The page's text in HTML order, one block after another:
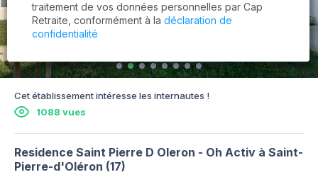
Cet établissement intéresse les internautes !
1088 vues
Residence Saint Pierre D Oleron - Oh Activ à Saint-
Pierre-d'Oléron (17)
traitement de vos données personnelles par Cap
Retraite, conformément à la déclaration de
confidentialité